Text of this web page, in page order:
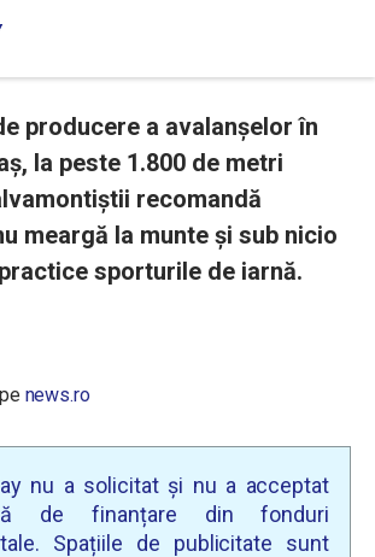
producere a avalanșelor în
la peste 1.800 de metri
recomandă
meargă la munte şi sub nicio
sporturile de iarnă.
news.ro
nu a solicitat și nu a acceptat
de finanțare din fonduri
Spațiile de publicitate sunt